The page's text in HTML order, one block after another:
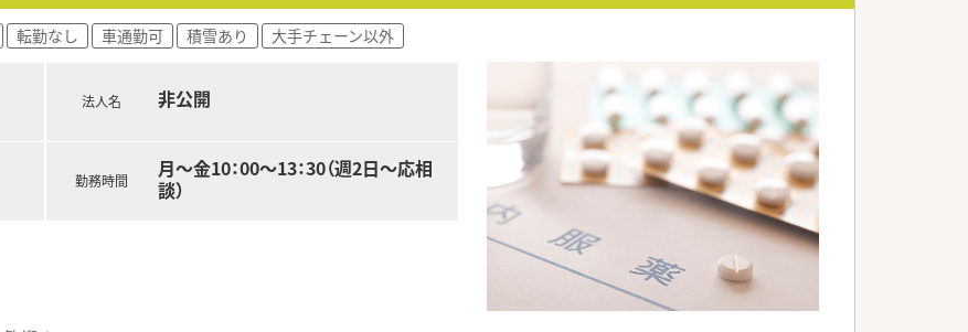
転勤なし 車通勤可 積雪あり 大手チェーン以外
法人名 非公開
勤務時間
月～金10：00～13：30（週2日～応相
談）